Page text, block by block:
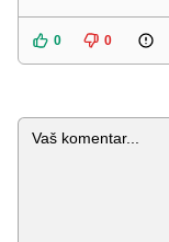
0 0
Komentar